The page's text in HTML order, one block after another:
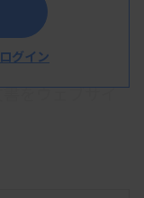
マイコプラズ
トスフロキサシ
をウェブサイ
グイン